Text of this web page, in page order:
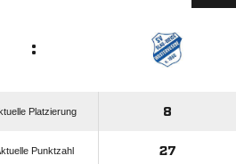
:
Platzierung 8
Punktzahl 27